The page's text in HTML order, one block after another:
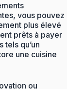
vous pouvez
plus élevé
prêts à payer
qu’un
une cuisine
ou